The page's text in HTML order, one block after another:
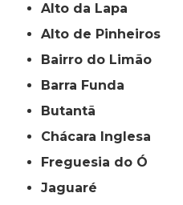
Alto da Lapa
Alto de Pinheiros
Bairro do Limão
Barra Funda
Butantã
Chácara Inglesa
Freguesia do Ó
Jaguaré